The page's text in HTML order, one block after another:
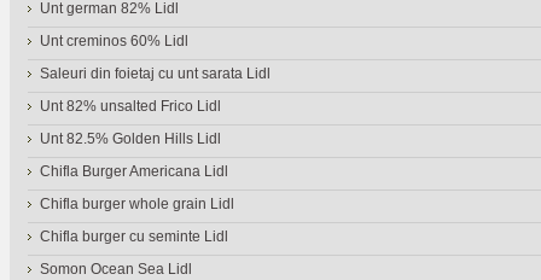
Unt german 82% Lidl
Unt creminos 60% Lidl
Saleuri din foietaj cu unt sarata Lidl
Unt 82% unsalted Frico Lidl
Unt 82.5% Golden Hills Lidl
Chifla Burger Americana Lidl
Chifla burger whole grain Lidl
Chifla burger cu seminte Lidl
Somon Ocean Sea Lidl